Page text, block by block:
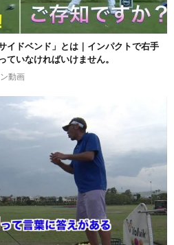
イドベンド」とは｜インパクトで右手
ていなければいけません。
動画